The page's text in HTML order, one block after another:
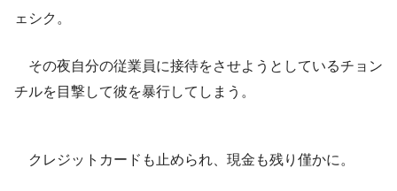
ェシク。
その夜自分の従業員に接待をさせようとしているチョン
チルを目撃して彼を暴行してしまう。
クレジットカードも止められ、現金も残り僅かに。